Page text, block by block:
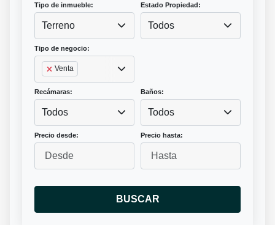
Tipo de inmueble:
Terreno
Estado Propiedad:
Todos
Tipo de negocio:
Venta
Recámaras:
Todos
Baños:
Todos
Precio desde: Precio hasta:
BUSCAR